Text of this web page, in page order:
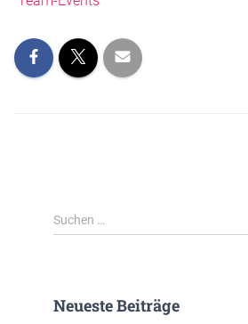
S
u
n
Suchen …
Neueste Beiträge